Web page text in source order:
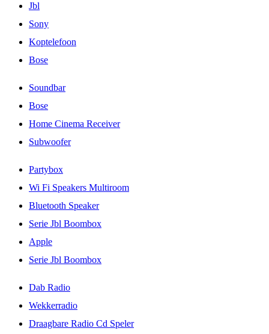
Jbl
Sony
Koptelefoon
Bose
Soundbar
Bose
Home Cinema Receiver
Subwoofer
Partybox
Wi Fi Speakers Multiroom
Bluetooth Speaker
Serie Jbl Boombox
Apple
Serie Jbl Boombox
Dab Radio
Wekkerradio
Draagbare Radio Cd Speler